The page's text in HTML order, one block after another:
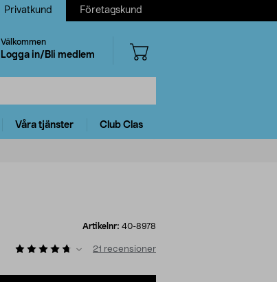
Privatkund Företagskund
Välkommen
Logga in/Bli medlem
Våra tjänster Club Clas
Artikelnr: 40-8978
21 recensioner